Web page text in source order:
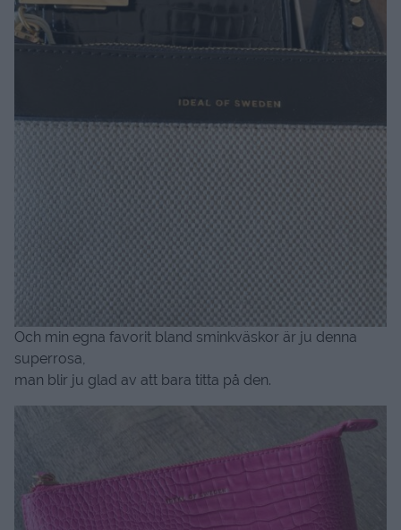
Och min egna favorit bland sminkväskor är ju denna
superrosa,
man blir ju glad av att bara titta på den.